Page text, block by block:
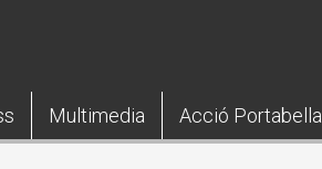
Multimedia Acció Portabella